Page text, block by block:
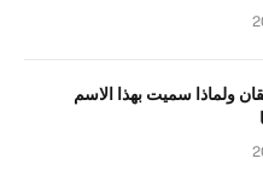
ولماذا سميت بهذا الاسم